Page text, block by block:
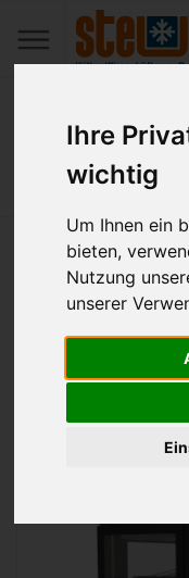
Ihre
wichtig
Um Ihnen ein
bieten,
Nutzung
unserer
Home Produkte
1000